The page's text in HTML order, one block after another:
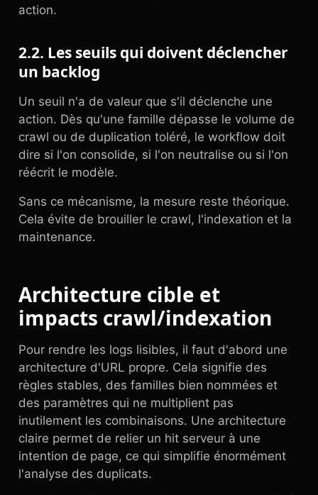
action.
2.2. Les seuils qui doivent déclencher
un backlog
Un seuil n'a de valeur que s'il déclenche une
action. Dès qu'une famille dépasse le volume de
crawl ou de duplication toléré, le workflow doit
dire si l'on consolide, si l'on neutralise ou si l'on
réécrit le modèle.
Sans ce mécanisme, la mesure reste théorique.
Cela évite de brouiller le crawl, l'indexation et la
maintenance.
Architecture cible et
impacts crawl/indexation
Pour rendre les logs lisibles, il faut d'abord une
architecture d'URL propre. Cela signifie des
règles stables, des familles bien nommées et
des paramètres qui ne multiplient pas
inutilement les combinaisons. Une architecture
claire permet de relier un hit serveur à une
intention de page, ce qui simplifie énormément
l'analyse des duplicats.